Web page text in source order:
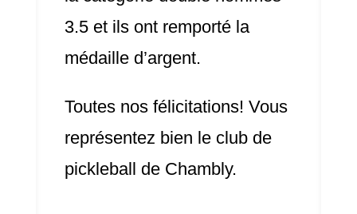
3.5 et ils ont remporté la
médaille d’argent.
Toutes nos félicitations! Vous
représentez bien le club de
pickleball de Chambly.